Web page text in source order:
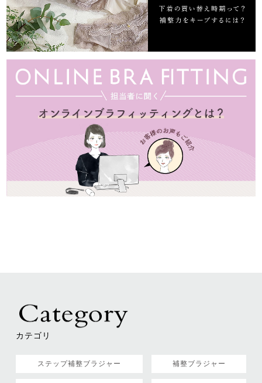
カテゴリ
ステップ補整ブラジャー 補整ブラジャー